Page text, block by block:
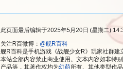
此页面最后编辑于2025年5月20日 (星期二)
关注R百微博： @舰R百科
舰R百科是手机游戏《战舰少女R》玩家社群
本站全部内容禁止商业使用。文本内容如非特
产品等，其著作权均为幻萌所有。其他类型作